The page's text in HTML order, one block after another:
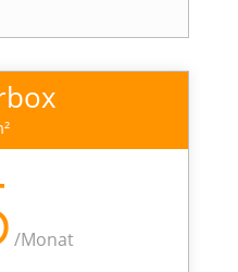
/Monat